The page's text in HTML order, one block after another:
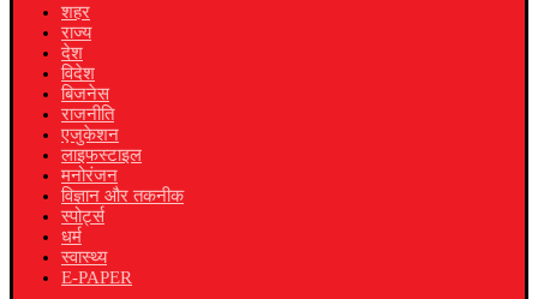
शहर
राज्य
देश
विदेश
बिजनेस
राजनीति
एजुकेशन
लाइफस्टाइल
मनोरंजन
विज्ञान और तकनीक
स्पोर्ट्स
धर्म
स्वास्थ्य
E-PAPER